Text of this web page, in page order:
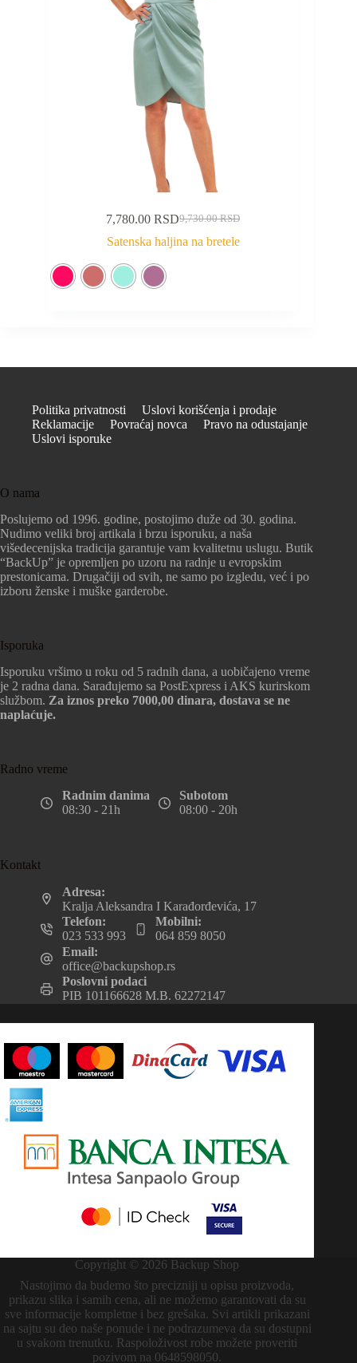
9,730.00RSD
7,780.00RSD
Satenska haljina na bretele
Politika privatnosti
Uslovi korišćenja i prodaje
Reklamacije
Povraćaj novca
Pravo na odustajanje
Uslovi isporuke
O nama
Poslujemo od 1996. godine, postojimo duže od 30. godina.
Nudimo veliki broj artikala i brzu isporuku, a naša
višedecenijska tradicija garantuje vam kvalitetnu uslugu. Butik
“BackUp” je opremljen po uzoru na radnje u evropskim
prestonicama. Drugačiji od svih, ne samo po izgledu, već i po
izboru ženske i muške garderobe.
Isporuka
Isporuku vršimo u roku od 5 radnih dana, a uobičajeno vreme
je 2 radna dana. Sarađujemo sa PostExpress i AKS kurirskom
službom. Za iznos preko 7000,00 dinara, dostava se ne
naplaćuje.
Radno vreme
Radnim danima
08:30 - 21h
Subotom
08:00 - 20h
Kontakt
Adresa:
Kralja Aleksandra I Karađorđevića, 17
Telefon:
023 533 993
Mobilni:
064 859 8050
Email:
office@backupshop.rs
Poslovni podaci
PIB 101166628 M.B. 62272147
Copyright © 2026 Backup Shop
Nastojimo da budemo što precizniji u opisu proizvoda,
prikazu slika i samih cena, ali ne možemo garantovati da su
sve informacije kompletne i bez grešaka. Svi artikli prikazani
na sajtu su deo naše ponude i ne podrazumeva da su dostupni
u svakom trenutku. Raspoloživost robe možete proveriti
pozivom na 0648598050.